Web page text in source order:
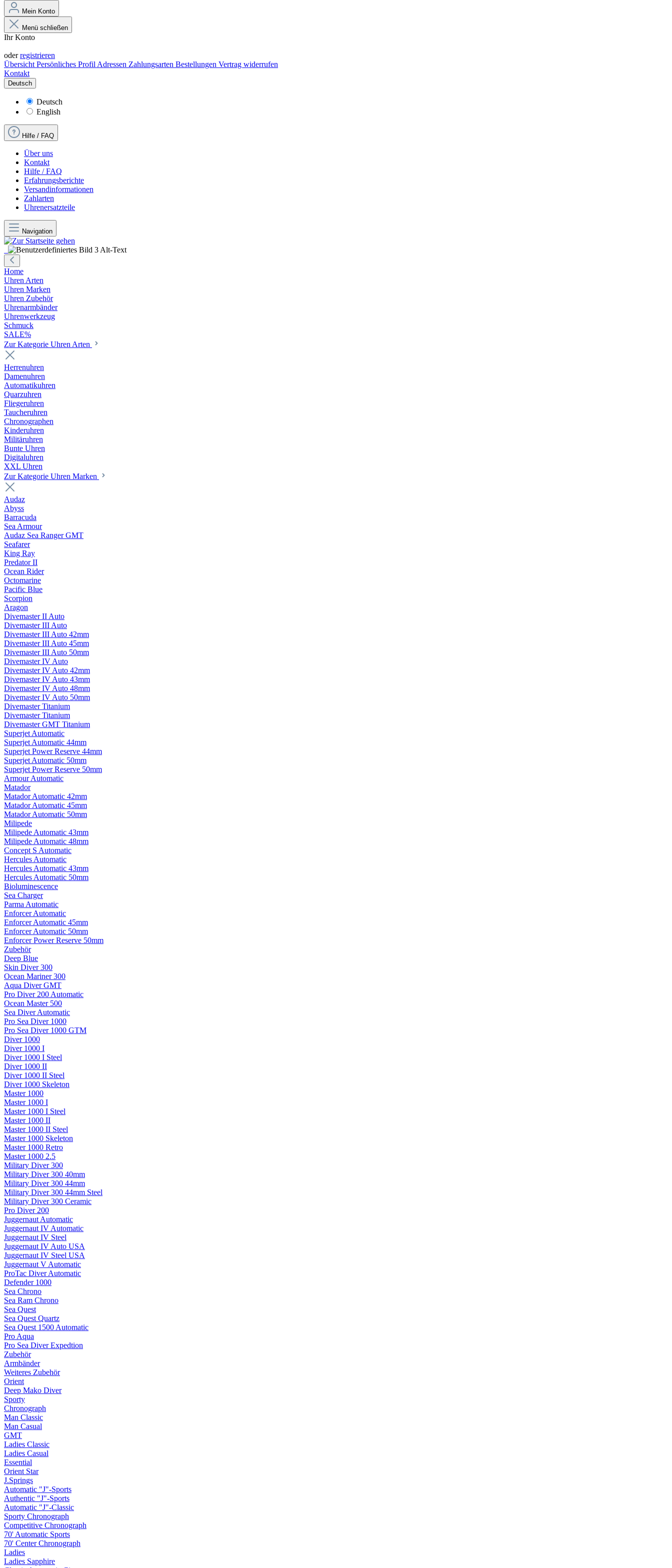
Mein Konto
Menü schließen
Ihr Konto
oderregistrieren
Übersicht Persönliches Profil Adressen Zahlungsarten Bestellungen Vertrag widerrufen
Kontakt
Deutsch
Deutsch
English
Hilfe / FAQ
Über uns
Kontakt
Hilfe / FAQ
Erfahrungsberichte
Versandinformationen
Zahlarten
Uhrenersatzteile
Navigation
Home
Uhren Arten
Uhren Marken
Uhren Zubehör
Uhrenarmbänder
Uhrenwerkzeug
Schmuck
SALE%
Zur Kategorie Uhren Arten
Herrenuhren
Damenuhren
Automatikuhren
Quarzuhren
Fliegeruhren
Taucheruhren
Chronographen
Kinderuhren
Militäruhren
Bunte Uhren
Digitaluhren
XXL Uhren
Zur Kategorie Uhren Marken
Audaz
Abyss
Barracuda
Sea Armour
Audaz Sea Ranger GMT
Seafarer
King Ray
Predator II
Ocean Rider
Octomarine
Pacific Blue
Scorpion
Aragon
Divemaster II Auto
Divemaster III Auto
Divemaster III Auto 42mm
Divemaster III Auto 45mm
Divemaster III Auto 50mm
Divemaster IV Auto
Divemaster IV Auto 42mm
Divemaster IV Auto 43mm
Divemaster IV Auto 48mm
Divemaster IV Auto 50mm
Divemaster Titanium
Divemaster Titanium
Divemaster GMT Titanium
Superjet Automatic
Superjet Automatic 44mm
Superjet Power Reserve 44mm
Superjet Automatic 50mm
Superjet Power Reserve 50mm
Armour Automatic
Matador
Matador Automatic 42mm
Matador Automatic 45mm
Matador Automatic 50mm
Milipede
Milipede Automatic 43mm
Milipede Automatic 48mm
Concept S Automatic
Hercules Automatic
Hercules Automatic 43mm
Hercules Automatic 50mm
Bioluminescence
Sea Charger
Parma Automatic
Enforcer Automatic
Enforcer Automatic 45mm
Enforcer Automatic 50mm
Enforcer Power Reserve 50mm
Zubehör
Deep Blue
Skin Diver 300
Ocean Mariner 300
Aqua Diver GMT
Pro Diver 200 Automatic
Ocean Master 500
Sea Diver Automatic
Pro Sea Diver 1000
Pro Sea Diver 1000 GTM
Diver 1000
Diver 1000 I
Diver 1000 I Steel
Diver 1000 II
Diver 1000 II Steel
Diver 1000 Skeleton
Master 1000
Master 1000 I
Master 1000 I Steel
Master 1000 II
Master 1000 II Steel
Master 1000 Skeleton
Master 1000 Retro
Master 1000 2.5
Military Diver 300
Military Diver 300 40mm
Military Diver 300 44mm
Military Diver 300 44mm Steel
Military Diver 300 Ceramic
Pro Diver 200
Juggernaut Automatic
Juggernaut IV Automatic
Juggernaut IV Steel
Juggernaut IV Auto USA
Juggernaut IV Steel USA
Juggernaut V Automatic
ProTac Diver Automatic
Defender 1000
Sea Chrono
Sea Ram Chrono
Sea Quest
Sea Quest Quartz
Sea Quest 1500 Automatic
Pro Aqua
Pro Sea Diver Expedtion
Zubehör
Armbänder
Weiteres Zubehör
Orient
Deep Mako Diver
Sporty
Chronograph
Man Classic
Man Casual
GMT
Ladies Classic
Ladies Casual
Essential
Orient Star
J.Springs
Automatic "J"-Sports
Authentic "J"-Sports
Automatic "J"-Classic
Sporty Chronograph
Competitive Chronograph
70' Automatic Sports
70' Center Chronograph
Ladies
Ladies Sapphire